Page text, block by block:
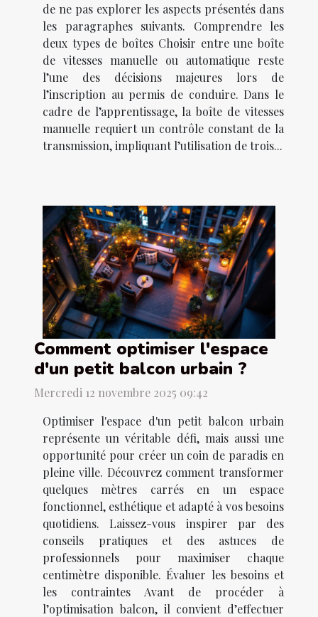
de ne pas explorer les aspects présentés dans
les paragraphes suivants. Comprendre les
deux types de boîtes Choisir entre une boîte
de vitesses manuelle ou automatique reste
l’une des décisions majeures lors de
l’inscription au permis de conduire. Dans le
cadre de l’apprentissage, la boîte de vitesses
manuelle requiert un contrôle constant de la
transmission, impliquant l’utilisation de trois...
Comment optimiser l'espace
d'un petit balcon urbain ?
Mercredi 12 novembre 2025 09:42
Optimiser l'espace d'un petit balcon urbain
représente un véritable défi, mais aussi une
opportunité pour créer un coin de paradis en
pleine ville. Découvrez comment transformer
quelques mètres carrés en un espace
fonctionnel, esthétique et adapté à vos besoins
quotidiens. Laissez-vous inspirer par des
conseils pratiques et des astuces de
professionnels pour maximiser chaque
centimètre disponible. Évaluer les besoins et
les contraintes Avant de procéder à
l’optimisation balcon, il convient d’effectuer